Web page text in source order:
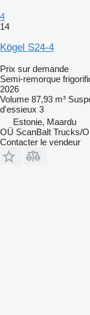
4
14
Kögel S24-4
Prix sur demande
Semi-remorque
2026
Volume 87,93 m³
d'essieux 3
Estonie, Maardu
OÜ ScanBalt Trucks/
Contacter le vendeur